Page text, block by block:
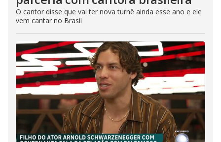
O cantor disse que vai ter nova turnê ainda esse ano e ele
vem cantar no Brasil